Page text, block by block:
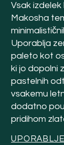
Vsak
Makosha
Uporablja
paleto kot
ki jo dopolni
pastelnih
vsakemu
dodatno
pridihom